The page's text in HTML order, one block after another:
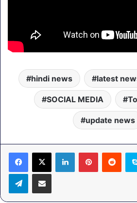
hindi news latest
SOCIAL MEDIA
update news
LinkedInPinterest
TelegramShare via Email